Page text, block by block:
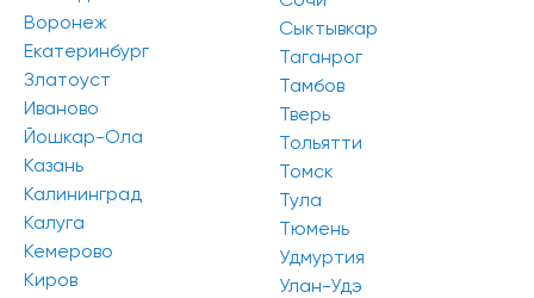
Воронеж
Екатеринбург
Златоуст
Иваново
Йошкар-Ола
Казань
Калининград
Калуга
Кемерово
Киров
Сыктывкар
Таганрог
Тамбов
Тверь
Тольятти
Томск
Тула
Тюмень
Удмуртия
Улан-Удэ